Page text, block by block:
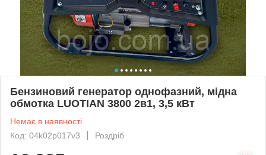
Бензиновий генератор однофазний, мідна
обмотка LUOTIAN 3800 2в1, 3,5 кВт
Немає в наявності
Код: 04k02p017v3
Роздріб